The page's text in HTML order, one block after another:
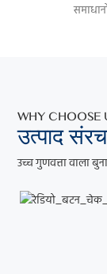
WHY CHOOSE
उत्पाद
उच्च गुणवत्ता वाला